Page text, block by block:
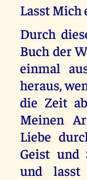
Lasst Mich
Durch
Buch der
einmal
heraus,
die Zeit
Meinen
Liebe
Geist und
und